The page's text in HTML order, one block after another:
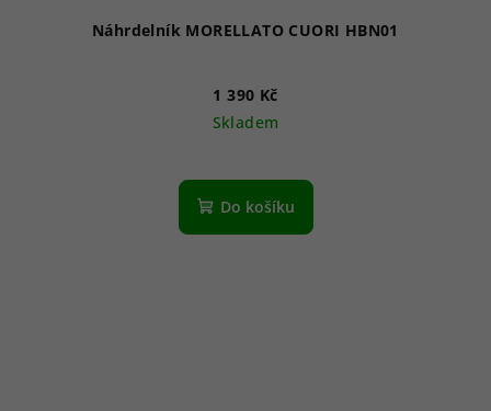
Náhrdelník MORELLATO CUORI HBN01
1 390 Kč
Skladem
Do košíku